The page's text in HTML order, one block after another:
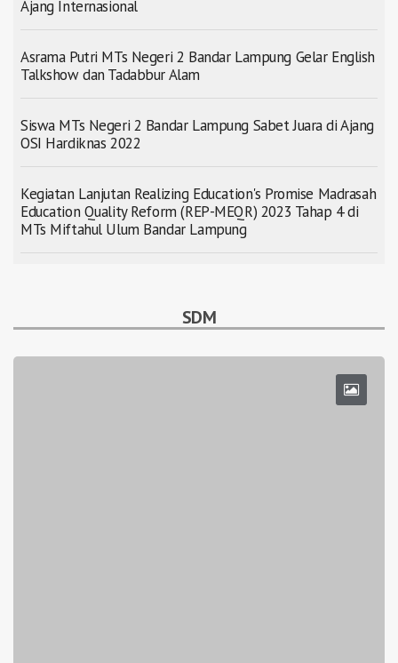
Ajang Internasional
Asrama Putri MTs Negeri 2 Bandar Lampung Gelar English
Talkshow dan Tadabbur Alam
Siswa MTs Negeri 2 Bandar Lampung Sabet Juara di Ajang
OSI Hardiknas 2022
Kegiatan Lanjutan Realizing Education's Promise Madrasah
Education Quality Reform (REP-MEQR) 2023 Tahap 4 di
MTs Miftahul Ulum Bandar Lampung
SDM